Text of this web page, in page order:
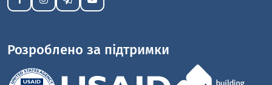
Розроблено за підтримки